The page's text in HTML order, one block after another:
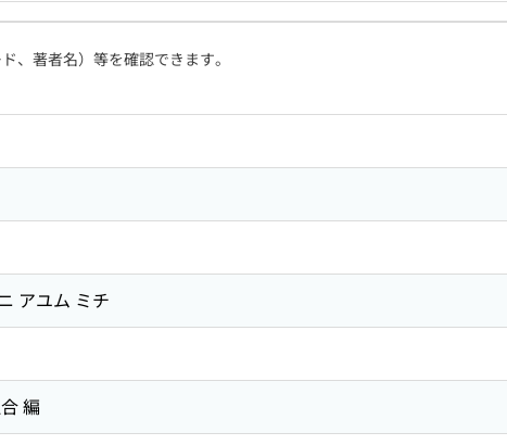
、著者名）等を確認できます。
アユム ミチ
編